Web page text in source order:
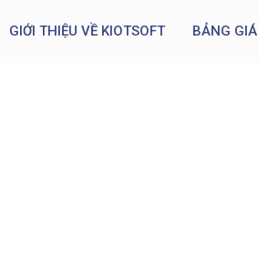
GIỚI THIỆU VỀ KIOTSOFT BẢNG GIÁ